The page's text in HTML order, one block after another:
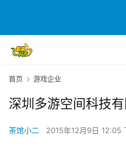
首
页
茶
创
首页 游戏企业
深圳多游空间科技
茶馆小二 2015年12月9日 12:05